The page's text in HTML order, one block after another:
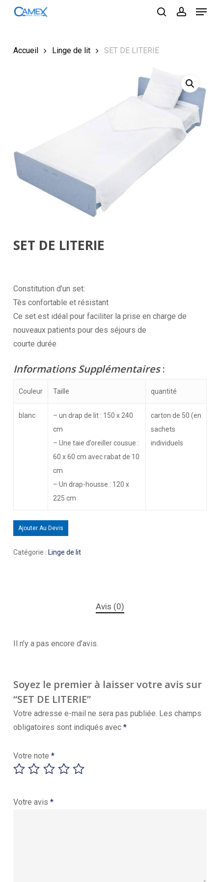
content
Menu
Accueil Linge de lit SET DE LITERIE
SET DE LITERIE
Constitution d’un set:
Tès confortable et résistant
Ce set est idéal pour faciliter la prise en charge de
nouveaux patients pour des séjours de
courte durée
Informations Supplémentaires:
Couleur Taille quantité
blanc
– un drap de lit : 150 x 240
cm
– Une taie d’oreiller cousue :
60 x 60 cm avec rabat de 10
cm
– Un drap-housse : 120 x
225 cm
carton de 50 (en
sachets
individuels
Ajouter Au Devis
Catégorie : Linge de lit
Avis (0)
Il n’y a pas encore d’avis.
Soyez le premier à laisser votre avis sur
“SET DE LITERIE”
Votre adresse e-mail ne sera pas publiée. Les champs
obligatoires sont indiqués avec *
Votre note *
Votre avis *